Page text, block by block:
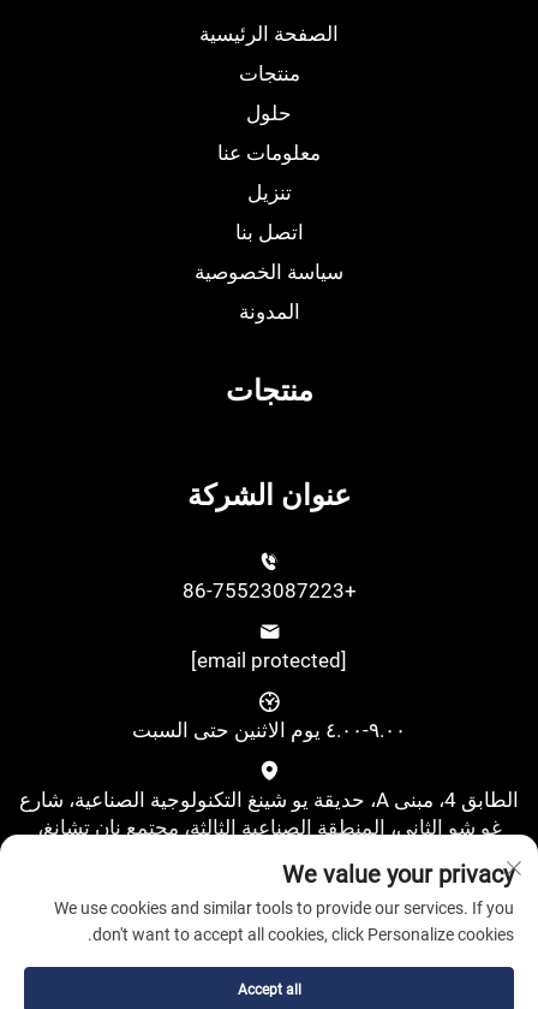
الصفحة الرئيسية
منتجات
حلول
معلومات عنا
تنزيل
اتصل بنا
سياسة الخصوصية
المدونة
منتجات
عنوان الشركة
+86-75523087223
[email protected]
٩.٠٠-٤.٠٠ يوم الاثنين حتى السبت
الطابق 4، مبنى A، حديقة يو شينغ التكنولوجية الصناعية، شارع
غو شو الثاني، المنطقة الصناعية الثالثة، مجتمع نان تشانغ،
We value your privacy
We use cookies and similar tools to provide our services. If you
don't want to accept all cookies, click Personalize cookies.
Accept all